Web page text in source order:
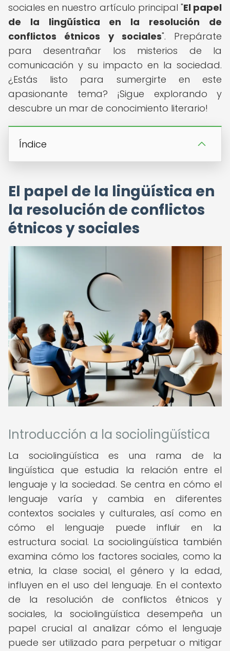
sociales en nuestro artículo principal "El papel
de la lingüística en la resolución de
conflictos étnicos y sociales". Prepárate
para desentrañar los misterios de la
comunicación y su impacto en la sociedad.
¿Estás listo para sumergirte en este
apasionante tema? ¡Sigue explorando y
descubre un mar de conocimiento literario!
Índice
El papel de la lingüística en
la resolución de conflictos
étnicos y sociales
Introducción a la sociolingüística
La sociolingüística es una rama de la
lingüística que estudia la relación entre el
lenguaje y la sociedad. Se centra en cómo el
lenguaje varía y cambia en diferentes
contextos sociales y culturales, así como en
cómo el lenguaje puede influir en la
estructura social. La sociolingüística también
examina cómo los factores sociales, como la
etnia, la clase social, el género y la edad,
influyen en el uso del lenguaje. En el contexto
de la resolución de conflictos étnicos y
sociales, la sociolingüística desempeña un
papel crucial al analizar cómo el lenguaje
puede ser utilizado para perpetuar o mitigar